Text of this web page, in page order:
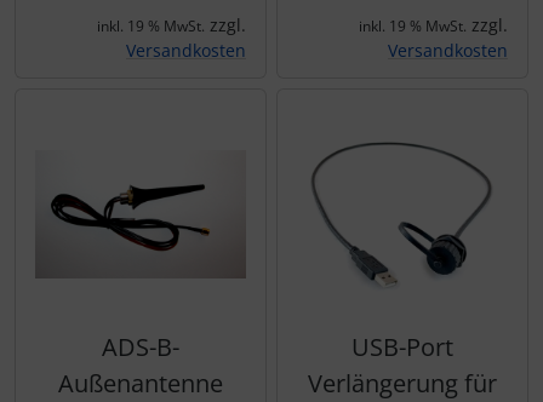
inkl. 19 % MwSt. zzgl.
Versandkosten
inkl. 19 % MwSt. zzgl.
Versandkosten
ADS-B-
Außenantenne
USB-Port
Verlängerung für